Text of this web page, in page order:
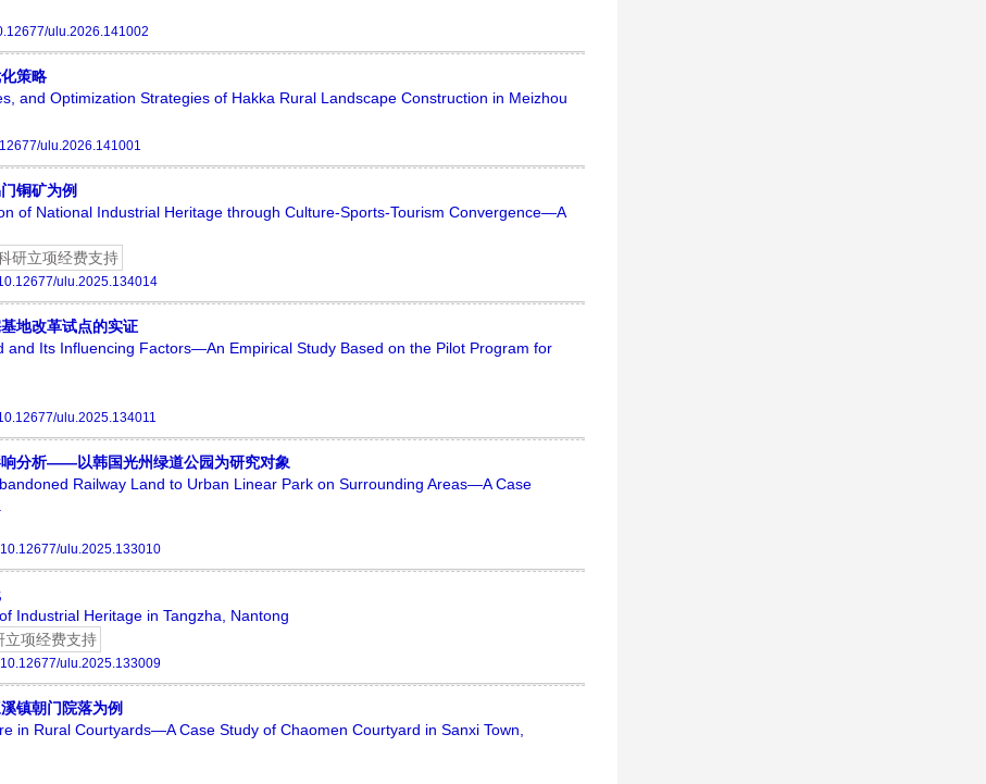
ulu.2026.141002
策略
and Optimization Strategies of Hakka Rural Landscape Construction in Meizhou
ulu.2026.141001
铜矿为例
of National Industrial Heritage through Culture-Sports-Tourism Convergence—A
研立项经费支持
ulu.2025.134014
地改革试点的实证
and Its Influencing Factors—An Empirical Study Based on the Pilot Program for
ulu.2025.134011
分析——以韩国光州绿道公园为研究对象
Railway Land to Urban Linear Park on Surrounding Areas—A Case
10.12677/ulu.2025.133010
Industrial Heritage in Tangzha, Nantong
立项经费支持
10.12677/ulu.2025.133009
镇朝门院落为例
in Rural Courtyards—A Case Study of Chaomen Courtyard in Sanxi Town,